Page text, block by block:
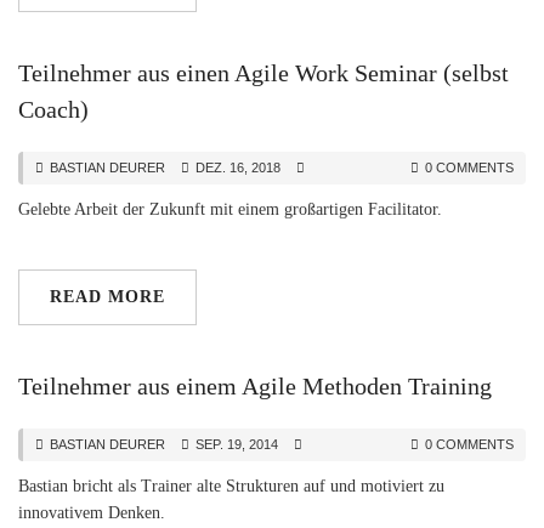
Teilnehmer aus einen Agile Work Seminar (selbst
Coach)
BASTIAN DEURER DEZ. 16, 2018 0 COMMENTS
Gelebte Arbeit der Zukunft mit einem großartigen Facilitator.
READ MORE
Teilnehmer aus einem Agile Methoden Training
BASTIAN DEURER SEP. 19, 2014 0 COMMENTS
Bastian bricht als Trainer alte Strukturen auf und motiviert zu
innovativem Denken.